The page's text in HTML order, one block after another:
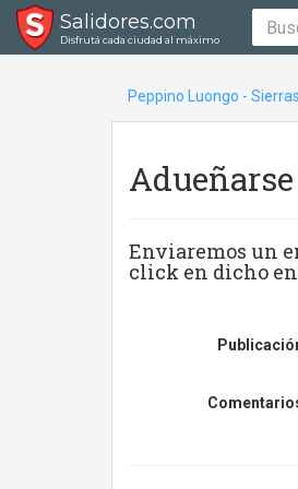
Salidores.com
Disfrutá cada ciudad al máximo
Peppino Luongo -
Enviaremos un
click en dicho